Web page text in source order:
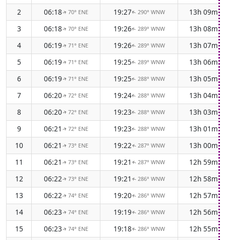
2
06:18↑ 70° ENE 19:27↑ 290° WNW
13h 09m
3
06:18↑ 70° ENE 19:26↑ 289° WNW
13h 08m
4
06:19↑ 71° ENE 19:26↑ 289° WNW
13h 07m
5
06:19↑ 71° ENE 19:25↑ 289° WNW
13h 06m
6
06:19↑ 71° ENE 19:25↑ 288° WNW
13h 05m
7
06:20↑ 72° ENE 19:24↑ 288° WNW
13h 04m
8
06:20↑ 72° ENE 19:23↑ 288° WNW
13h 03m
9
06:21 ↑ 72° ENE 19:23↑ 288° WNW
13h 01m
10
06:21 ↑ 73° ENE 19:22↑ 287° WNW
13h 00m
11
06:21 ↑ 73° ENE 19:21 ↑ 287° WNW
12h 59m
12
06:22↑ 73° ENE 19:21 ↑ 286° WNW
12h 58m
13
06:22↑ 74° ENE 19:20↑ 286° WNW
12h 57m
14
06:23↑ 74° ENE 19:19↑ 286° WNW
12h 56m
15
06:23↑ 74° ENE 19:18↑ 286° WNW
12h 55m